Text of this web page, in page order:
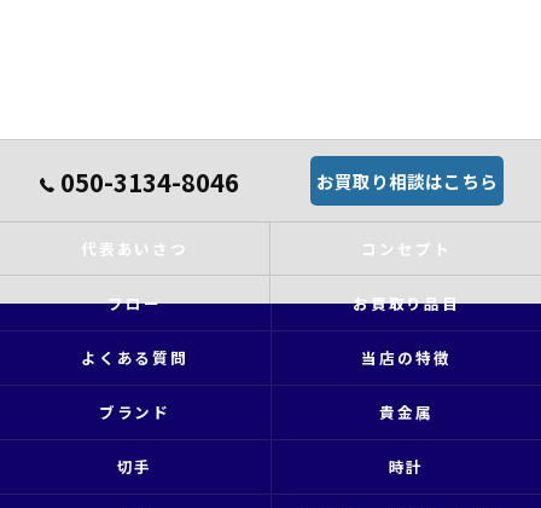
050-3134-8046 お買取り相談はこちら
代表あいさつ コンセプト
フロー お買取り品目
よくある質問 当店の特徴
ブランド 貴金属
切手 時計